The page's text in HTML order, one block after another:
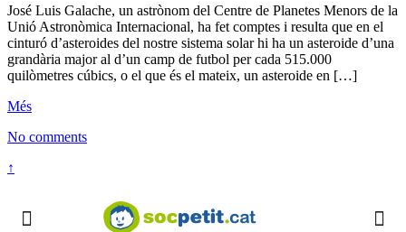
José Luis Galache, un astrònom del Centre de Planetes Menors de la
Unió Astronòmica Internacional, ha fet comptes i resulta que en el
cinturó d’asteroides del nostre sistema solar hi ha un asteroide d’una
grandària major al d’un camp de futbol per cada 515.000
quilòmetres cúbics, o el que és el mateix, un asteroide en […]
Més
No comments
↑